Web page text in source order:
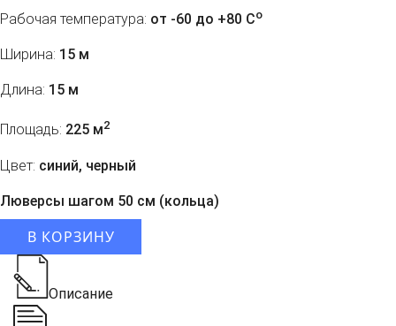
Рабочая температура: от -60 до +80 Co
Ширина: 15 м
Длина: 15 м
Площадь: 225 м2
Цвет: синий, черный
Люверсы шагом 50 см (кольца)
В КОРЗИНУ
Описание